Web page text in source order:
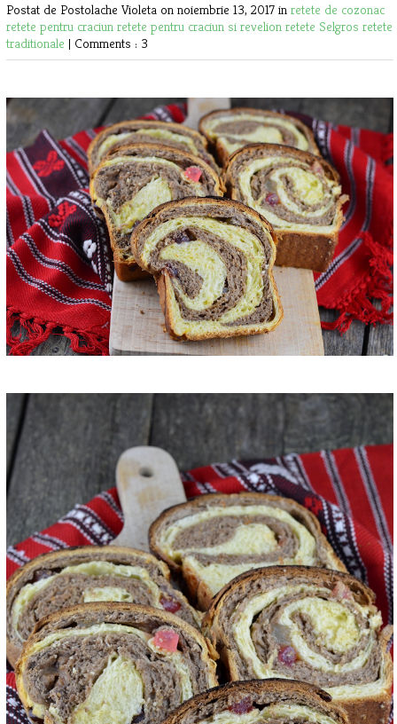
Postat de Postolache Violeta on noiembrie 13, 2017 in retete de cozonac
retete pentru craciun retete pentru craciun si revelion retete Selgros retete
traditionale | Comments : 3